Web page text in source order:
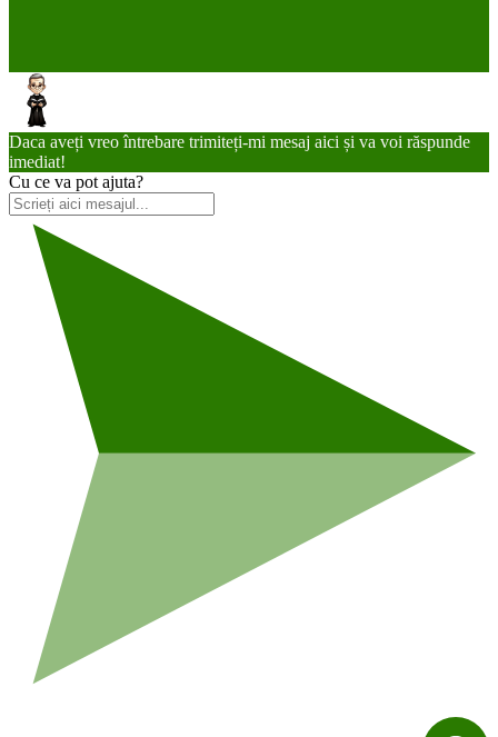
Daca aveți vreo întrebare trimiteți-mi mesaj aici și va voi răspunde
imediat!
Cu ce va pot ajuta?